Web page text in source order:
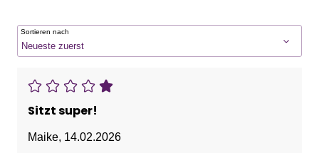
Sortieren nach
Sitzt super!
Maike, 14.02.2026